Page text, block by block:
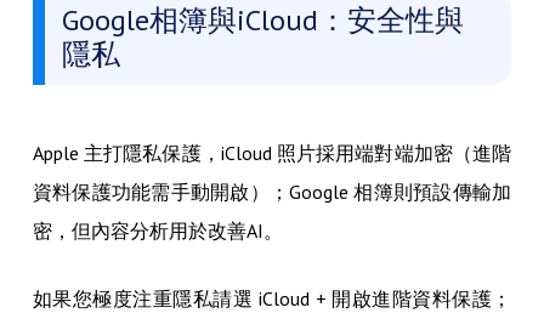
Google相簿與iCloud：安全性與
隱私
Apple 主打隱私保護，iCloud 照片採用端對端加密（進階
資料保護功能需手動開啟）；Google 相簿則預設傳輸加
密，但內容分析用於改善AI。
如果您極度注重隱私請選 iCloud + 開啟進階資料保護；